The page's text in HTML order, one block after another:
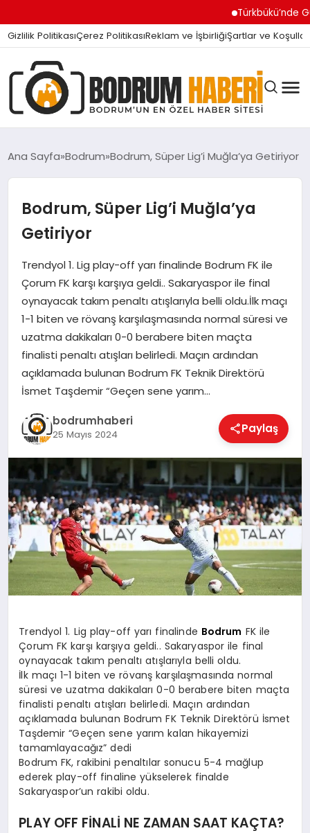
Türkbükü’nde
Gizlilik PolitikasıÇerez PolitikasıReklam ve İşbirliğiŞartlar ve Koşullar
SIYASET
MAGAZIN
KÖŞE YAZILARI
YAŞAM
SPOR
MUĞLA
☰
Ana Sayfa Bodrum Bodrum, Süper Lig’i Muğla’ya Getiriyor
Bodrum, Süper Lig’i Muğla’ya
Getiriyor
Trendyol 1. Lig play-off yarı finalinde Bodrum FK ile
Çorum FK karşı karşıya geldi.. Sakaryaspor ile final
oynayacak takım penaltı atışlarıyla belli oldu.İlk maçı
1-1 biten ve rövanş karşılaşmasında normal süresi ve
uzatma dakikaları 0-0 berabere biten maçta
finalisti penaltı atışları belirledi. Maçın ardından
açıklamada bulunan Bodrum FK Teknik Direktörü
İsmet Taşdemir “Geçen sene yarım…
bodrumhaberi
25 Mayıs 2024 Paylaş
Trendyol 1. Lig play-off yarı finalinde Bodrum FK ile
Çorum FK karşı karşıya geldi.. Sakaryaspor ile final
oynayacak takım penaltı atışlarıyla belli oldu.
İlk maçı 1-1 biten ve rövanş karşılaşmasında normal
süresi ve uzatma dakikaları 0-0 berabere biten maçta
finalisti penaltı atışları belirledi. Maçın ardından
açıklamada bulunan Bodrum FK Teknik Direktörü İsmet
Taşdemir “Geçen sene yarım kalan hikayemizi
tamamlayacağız” dedi
Bodrum FK, rakibini penaltılar sonucu 5-4 mağlup
ederek play-off finaline yükselerek finalde
Sakaryaspor’un rakibi oldu.
PLAY OFF FİNALİ NE ZAMAN SAAT KAÇTA?